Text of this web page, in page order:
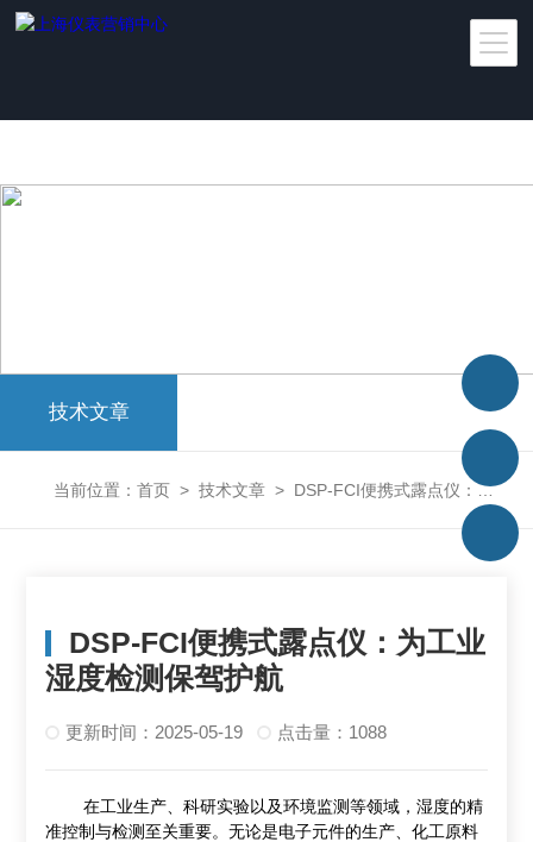
太阳城官网
技术文章
当前位置： 首页 > 技术文章 > DSP-FCI便携式露点仪：为工业湿度检测保驾护航
DSP-FCI便携式露点仪：为工业
湿度检测保驾护航
更新时间：2025-05-19 点击量：1088
在工业生产、科研实验以及环境监测等领域，湿度的精
准控制与检测至关重要。无论是电子元件的生产、化工原料